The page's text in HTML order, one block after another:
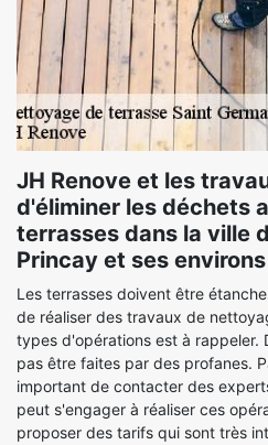
JH Renove et les
d'éliminer les déchets
terrasses dans la ville
Princay et ses environs
Les terrasses doivent être
de réaliser des travaux de
types d'opérations est à rappeler.
pas être faites par des profanes.
important de contacter des
peut s'engager à réaliser ces
proposer des tarifs qui sont très